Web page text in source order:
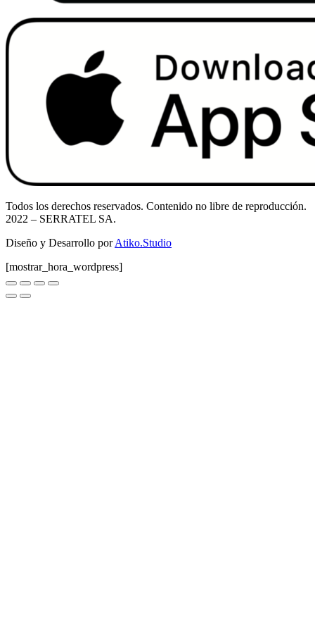
Todos los derechos reservados. Contenido no libre de reproducción.
2022 – SERRATEL SA.
Diseño y Desarrollo porAtiko.Studio
[mostrar_hora_wordpress]